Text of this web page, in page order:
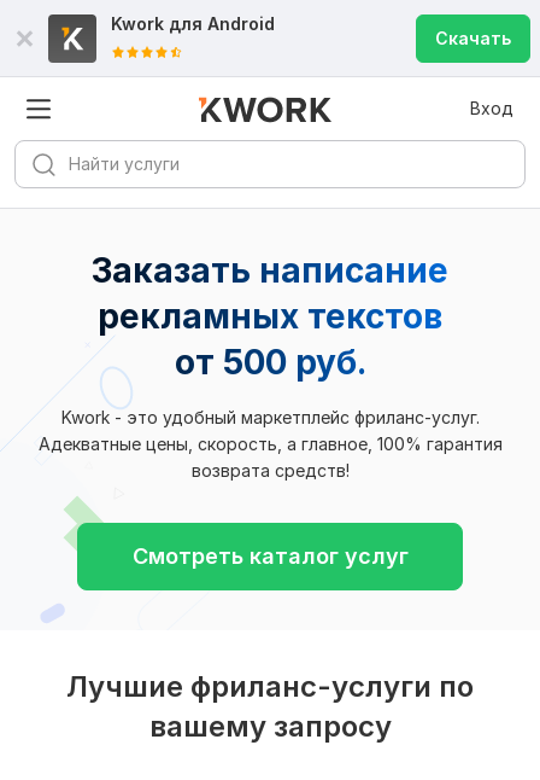
Kwork для Android
Скачать
Вход
Заказать написание
рекламных текстов
от 500 руб.
Kwork - это удобный маркетплейс фриланс-услуг.
Адекватные цены, скорость, а главное, 100% гарантия
возврата средств!
Смотреть каталог услуг
Лучшие фриланс-услуги по
вашему запросу